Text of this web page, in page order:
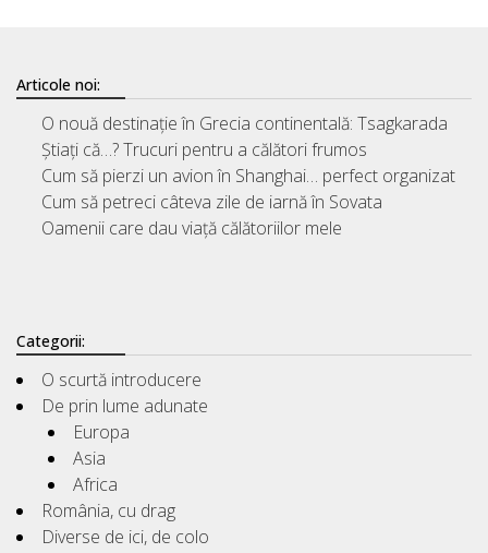
Articole noi:
O nouă destinație în Grecia continentală: Tsagkarada
Știați că…? Trucuri pentru a călători frumos
Cum să pierzi un avion în Shanghai… perfect organizat
Cum să petreci câteva zile de iarnă în Sovata
Oamenii care dau viață călătoriilor mele
Categorii:
O scurtă introducere
De prin lume adunate
Europa
Asia
Africa
România, cu drag
Diverse de ici, de colo